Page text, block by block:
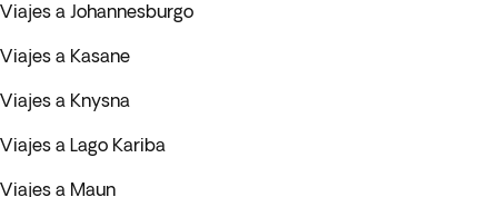
Viajes a Johannesburgo
Viajes a Kasane
Viajes a Knysna
Viajes a Lago Kariba
Viajes a Maun